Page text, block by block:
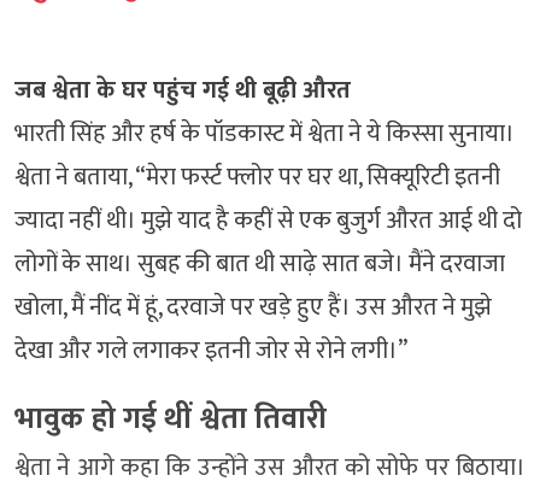
जब श्वेता के घर पहुंच गई थी बूढ़ी औरत
भारती सिंह और हर्ष के पॉडकास्ट में श्वेता ने ये किस्सा सुनाया।
श्वेता ने बताया, “मेरा फर्स्ट फ्लोर पर घर था, सिक्यूरिटी इतनी
ज्यादा नहीं थी। मुझे याद है कहीं से एक बुजुर्ग औरत आई थी दो
लोगों के साथ। सुबह की बात थी साढ़े सात बजे। मैंने दरवाजा
खोला, मैं नींद में हूं, दरवाजे पर खड़े हुए हैं। उस औरत ने मुझे
देखा और गले लगाकर इतनी जोर से रोने लगी।”
भावुक हो गई थीं श्वेता तिवारी
श्वेता ने आगे कहा कि उन्होंने उस औरत को सोफे पर बिठाया।